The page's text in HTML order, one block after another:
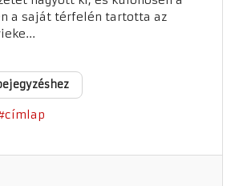
a saját térfelén tartotta az
címlap